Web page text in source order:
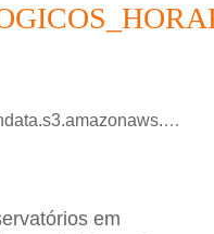
DADOS_HIDROLOGICOS_HO_2017_05.csv
em